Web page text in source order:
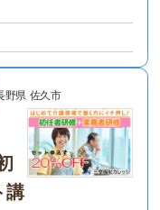
野県 佐久市
講